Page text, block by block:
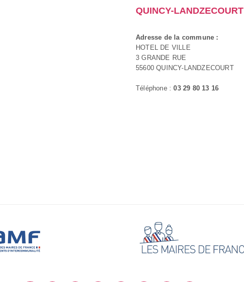
QUINCY-LANDZECOURT
Adresse de la commune :
HOTEL DE VILLE
3 GRANDE RUE
55600 QUINCY-LANDZECOURT
Téléphone :03 29 80 13 16